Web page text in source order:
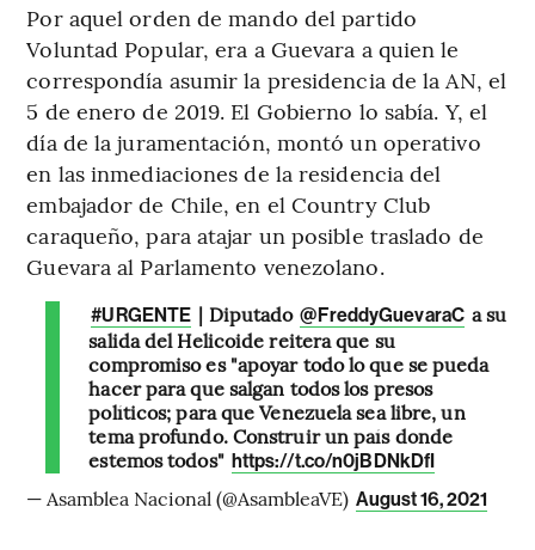
Por aquel orden de mando del partido
Voluntad Popular, era a Guevara a quien le
correspondía asumir la presidencia de la AN, el
5 de enero de 2019. El Gobierno lo sabía. Y, el
día de la juramentación, montó un operativo
en las inmediaciones de la residencia del
embajador de Chile, en el Country Club
caraqueño, para atajar un posible traslado de
Guevara al Parlamento venezolano.
#URGENTE | Diputado @FreddyGuevaraC a su
salida del Helicoide reitera que su
compromiso es "apoyar todo lo que se pueda
hacer para que salgan todos los presos
políticos; para que Venezuela sea libre, un
tema profundo. Construir un país donde
estemos todos" https://t.co/n0jBDNkDfI
— Asamblea Nacional (@AsambleaVE) August 16, 2021